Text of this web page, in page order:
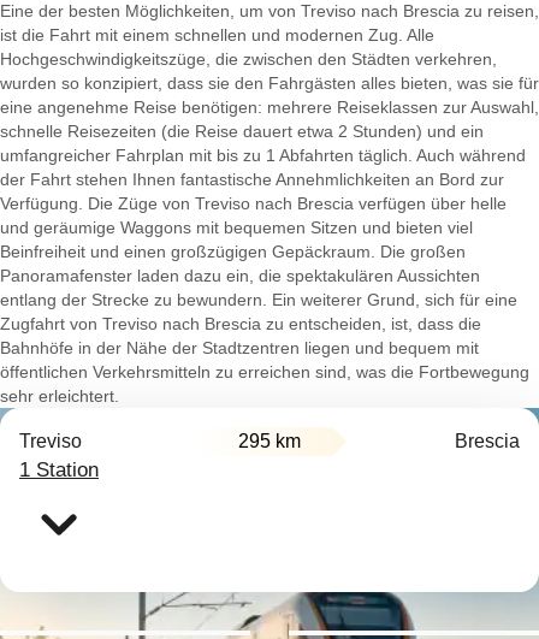
Eine der besten Möglichkeiten, um von Treviso nach Brescia zu reisen,
ist die Fahrt mit einem schnellen und modernen Zug. Alle
Hochgeschwindigkeitszüge, die zwischen den Städten verkehren,
wurden so konzipiert, dass sie den Fahrgästen alles bieten, was sie für
eine angenehme Reise benötigen: mehrere Reiseklassen zur Auswahl,
schnelle Reisezeiten (die Reise dauert etwa 2 Stunden) und ein
umfangreicher Fahrplan mit bis zu 1 Abfahrten täglich. Auch während
der Fahrt stehen Ihnen fantastische Annehmlichkeiten an Bord zur
Verfügung. Die Züge von Treviso nach Brescia verfügen über helle
und geräumige Waggons mit bequemen Sitzen und bieten viel
Beinfreiheit und einen großzügigen Gepäckraum. Die großen
Panoramafenster laden dazu ein, die spektakulären Aussichten
entlang der Strecke zu bewundern. Ein weiterer Grund, sich für eine
Zugfahrt von Treviso nach Brescia zu entscheiden, ist, dass die
Bahnhöfe in der Nähe der Stadtzentren liegen und bequem mit
öffentlichen Verkehrsmitteln zu erreichen sind, was die Fortbewegung
sehr erleichtert.
Treviso 295 km Brescia
1 Station